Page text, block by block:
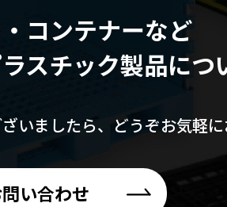
コンテナーなど
スチック製品につ
いましたら、 どうぞお気軽
い合わせ